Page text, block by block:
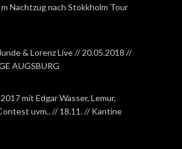
Nachtzug nach Stokkholm Tour
& Lorenz Live // 20.05.2018 //
AUGSBURG
mit Edgar Wasser, Lemur,
uvm.. // 18.11. // Kantine